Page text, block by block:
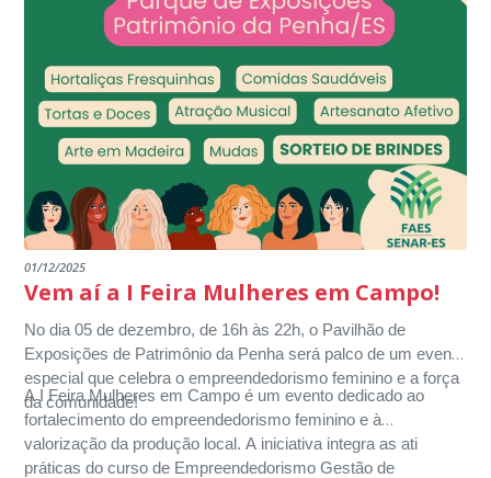
01/12/2025
Vem aí a I Feira Mulheres em Campo!
No dia 05 de dezembro, de 16h às 22h, o Pavilhão de
Exposições de Patrimônio da Penha será palco de um evento
especial que celebra o empreendedorismo feminino e a força
da comunidade!
A I Feira Mulheres em Campo é um evento dedicado ao
fortalecimento do empreendedorismo feminino e à
valorização da produção local. A iniciativa integra as ati
práticas do curso de Empreendedorismo Gestão de